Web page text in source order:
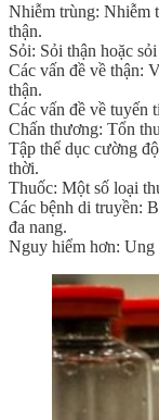
Nhiễm trùng: Nhiễm
thận.
Sỏi: Sỏi thận hoặc
Các vấn đề về thận:
thận.
Các vấn đề về tuyến
Chấn thương: Tổn
Tập thể dục cường
thời.
Thuốc: Một số loại
Các bệnh di truyền:
đa nang.
Nguy hiểm hơn: Ung